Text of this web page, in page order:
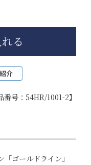
番号：54HR/1001-2】
ゴールドライン」